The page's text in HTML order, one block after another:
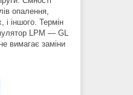
опалення,
і іншого. Термін
LPM ― GL
вимагає заміни